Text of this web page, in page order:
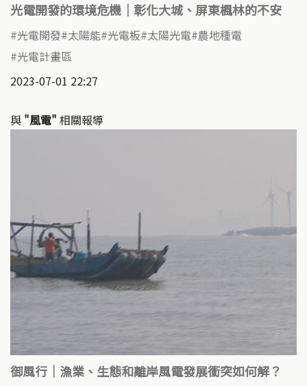
光電開發的環境危機｜彰化大城、屏東楓林的不安
光電開發 太陽能 光電板 太陽光電 農地種電
光電計畫區
2023-07-01 22:27
與 "風電" 相關報導
御風行｜漁業、生態和離岸風電發展衝突如何解？